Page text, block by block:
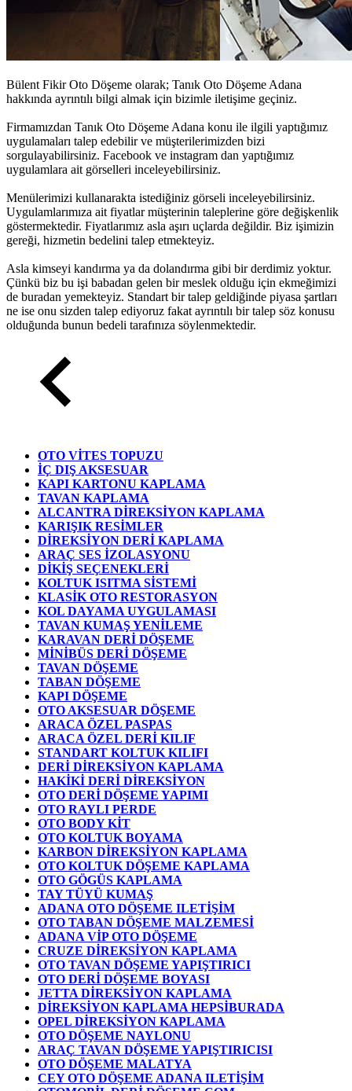
Bülent Fikir Oto Döşeme olarak; Tanık Oto Döşeme Adana
hakkında ayrıntılı bilgi almak için bizimle iletişime geçiniz.
Firmamızdan Tanık Oto Döşeme Adana konu ile ilgili yaptığımız
uygulamaları talep edebilir ve müşterilerimizden bizi
sorgulayabilirsiniz. Facebook ve instagram dan yaptığımız
uygulamlara ait görselleri inceleyebilirsiniz.
Menülerimizi kullanarakta istediğiniz görseli inceleyebilirsiniz.
Uygulamlarımıza ait fiyatlar müşterinin taleplerine göre değişkenlik
göstermektedir. Fiyatlarımız asla aşırı uçlarda değildir. Biz işimizin
gereği, hizmetin bedelini talep etmekteyiz.
Asla kimseyi kandırma ya da dolandırma gibi bir derdimiz yoktur.
Çünkü biz bu işi babadan gelen bir meslek olduğu için ekmeğimizi
de buradan yemekteyiz. Standart bir talep geldiğinde piyasa şartları
ne ise onu sizden talep ediyoruz fakat ayrıntılı bir talep söz konusu
olduğunda bunun bedeli tarafınıza söylenmektedir.
OTO VİTES TOPUZU
İÇ DIŞ AKSESUAR
KAPI KARTONU KAPLAMA
TAVAN KAPLAMA
ALCANTRA DİREKSİYON KAPLAMA
KARIŞIK RESİMLER
DİREKSİYON DERİ KAPLAMA
ARAÇ SES İZOLASYONU
DİKİŞ SEÇENEKLERİ
KOLTUK ISITMA SİSTEMİ
KLASİK OTO RESTORASYON
KOL DAYAMA UYGULAMASI
TAVAN KUMAŞ YENİLEME
KARAVAN DERİ DÖŞEME
MİNİBÜS DERİ DÖŞEME
TAVAN DÖŞEME
TABAN DÖŞEME
KAPI DÖŞEME
OTO AKSESUAR DÖŞEME
ARACA ÖZEL PASPAS
ARACA ÖZEL DERİ KILIF
STANDART KOLTUK KILIFI
DERİ DİREKSİYON KAPLAMA
HAKİKİ DERİ DİREKSİYON
OTO DERİ DÖŞEME YAPIMI
OTO RAYLI PERDE
OTO BODY KİT
OTO KOLTUK BOYAMA
KARBON DİREKSİYON KAPLAMA
OTO KOLTUK DÖŞEME KAPLAMA
OTO GÖGÜS KAPLAMA
TAY TÜYÜ KUMAŞ
ADANA OTO DÖŞEME ILETİŞİM
OTO TABAN DÖŞEME MALZEMESİ
ADANA VİP OTO DÖŞEME
CRUZE DİREKSİYON KAPLAMA
OTO TAVAN DÖŞEME YAPIŞTIRICI
OTO DERİ DÖŞEME BOYASI
JETTA DİREKSİYON KAPLAMA
DİREKSİYON KAPLAMA HEPSİBURADA
OPEL DİREKSİYON KAPLAMA
OTO DÖŞEME NAYLONU
ARAÇ TAVAN DÖŞEME YAPIŞTIRICISI
OTO DÖŞEME MALATYA
CEY OTO DÖŞEME ADANA ILETİŞİM